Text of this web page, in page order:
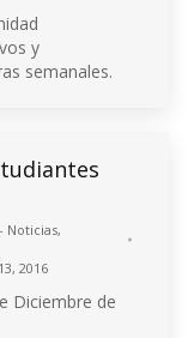
y
semanales.
Noticias,
2016
Diciembre de